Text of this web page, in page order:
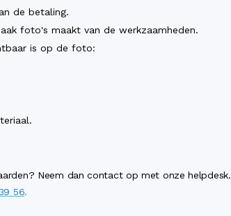
de betaling.
foto's maakt van de werkzaamheden.
is op de foto:
Neem dan contact op met onze helpdesk.
56.